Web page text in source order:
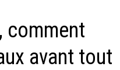
comment
avant tout